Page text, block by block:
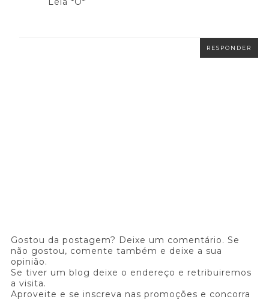
RESPONDER
Gostou da postagem? Deixe um comentário. Se
não gostou, comente também e deixe a sua
opinião.
Se tiver um blog deixe o endereço e retribuiremos
a visita.
Aproveite e se inscreva nas promoções e concorra